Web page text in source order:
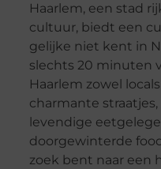
Haarlem, een stad
cultuur, biedt een
gelijke niet kent in
slechts 20 minuten
Haarlem zowel
charmante
levendige
doorgewinterde
zoek bent naar een